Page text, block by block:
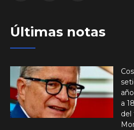
Últimas notas
a
del